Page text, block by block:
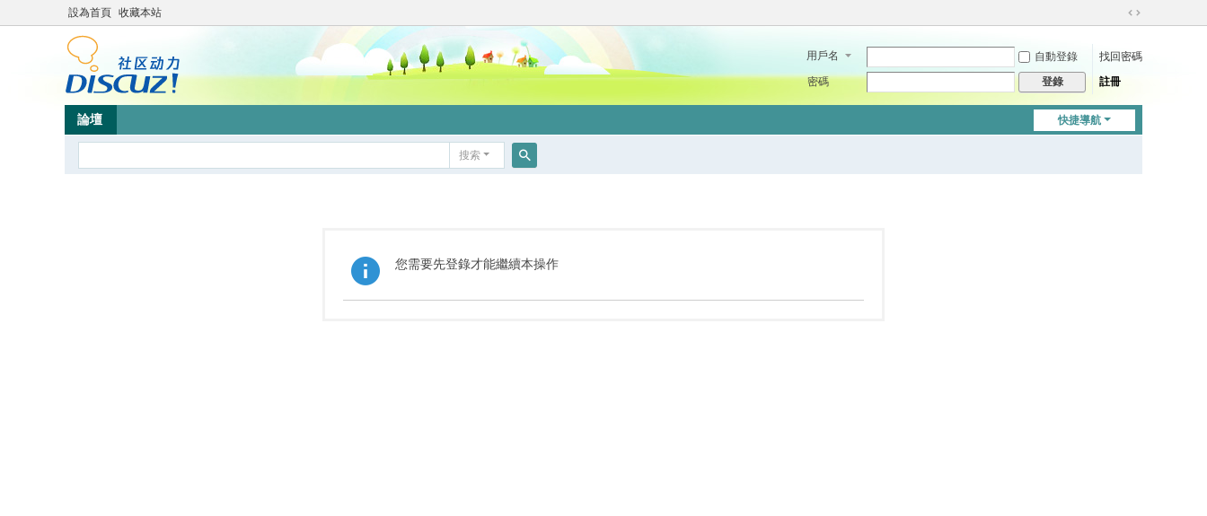
設為首頁 收藏本站
切
到
用戶名 自動登錄
找回密碼
密碼
登錄 註冊
快捷導航
論壇
搜索
您需要先登錄才能繼續本操作